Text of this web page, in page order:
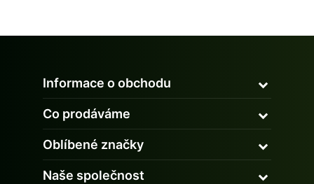
Informace o obchodu
Co prodáváme
Oblíbené značky
Naše společnost